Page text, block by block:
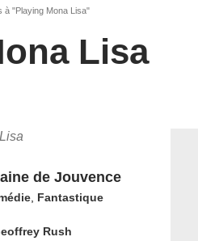
à "Playing Mona Lisa"
Lisa
de Jouvence
, Fantastique
Rush